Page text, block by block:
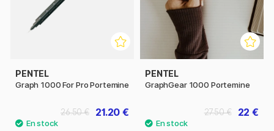
PENTEL
Graph 1000 For Pro Portemine
21.20 €
26.50 €
PENTEL
GraphGear 1000 Portemine
22 €
27.50 €